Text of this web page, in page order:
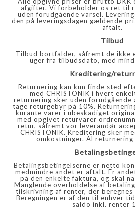
afgifter. Vi forbeholder os ret til
uden forudgående varsel.
den på leveringsdagen gældende
aftalt.
Tilbud
Tilbud bortfalder, såfremt de ikke
uger fra tilbudsdato, med
Kreditering/
Returnering kan kun finde sted
med CHRISTONIK i hvert
returnering sker uden forudgående
tage returgebyr på 10%.
kurante varer i ubeskadiget
med opgivet returvarer
retur, såfremt vor leverandør
CHRISTONIK. Kreditering sker
omkostninger. Al returnering
Betalingsbetingelserne er netto
medmindre andet er aftalt. Er
på den enkelte faktura, og skal
Manglende overholdelse af
tilskrivning af renter, der beregnes
Beregningen er af den til enhver
saldo inkl. renter